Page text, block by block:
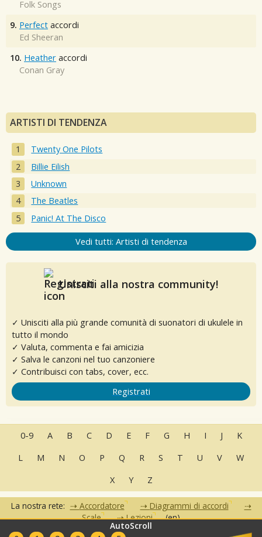
AutoScroll
Folk Songs
9. Perfect accordi
Ed Sheeran
10. Heather accordi
Conan Gray
ARTISTI DI TENDENZA
Twenty One Pilots
Billie Eilish
Unknown
The Beatles
Panic! At The Disco
Vedi tutti: Artisti di tendenza
Unisciti alla nostra community!
✓ Unisciti alla più grande comunità di suonatori di ukulele in
tutto il mondo
✓ Valuta, commenta e fai amicizia
✓ Salva le canzoni nel tuo canzoniere
✓ Contribuisci con tabs, cover, ecc.
Registrati
0-9 A B C D E F G H I J
K
L
M N O P Q R S T U V
W
X
Y Z
La nostra rete: Accordatore
Diagrammi di accordi
Scale
Lezioni (en)